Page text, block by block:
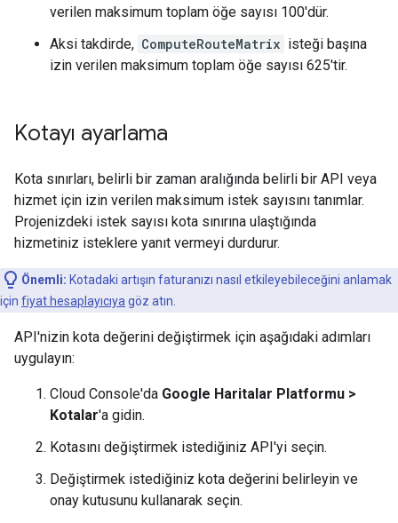
verilen maksimum toplam öğe sayısı 100'dür.
Aksi takdirde, ComputeRouteMatrix isteği başına
izin verilen maksimum toplam öğe sayısı 625'tir.
Kotayı ayarlama
Kota sınırları, belirli bir zaman aralığında belirli bir API veya
hizmet için izin verilen maksimum istek sayısını tanımlar.
Projenizdeki istek sayısı kota sınırına ulaştığında
hizmetiniz isteklere yanıt vermeyi durdurur.
Önemli: Kotadaki artışın faturanızı nasıl etkileyebileceğini anlamak
için fiyat hesaplayıcıya göz atın.
API'nizin kota değerini değiştirmek için aşağıdaki adımları
uygulayın:
Cloud Console'da Google Haritalar Platformu >
Kotalar'a gidin.
Kotasını değiştirmek istediğiniz API'yi seçin.
Değiştirmek istediğiniz kota değerini belirleyin ve
onay kutusunu kullanarak seçin.